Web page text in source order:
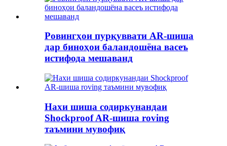
Ровингҳои пурқуввати AR-шиша
дар биноҳои баландошёна васеъ
истифода мешаванд
Нахи шиша содиркунандаи
Shockproof AR-шиша roving
таъмини мувофиқ